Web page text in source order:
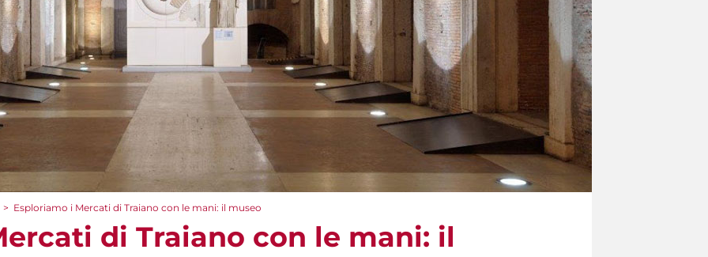
> Esploriamo i Mercati di Traiano con le mani: il museo
di Traiano con le mani: il